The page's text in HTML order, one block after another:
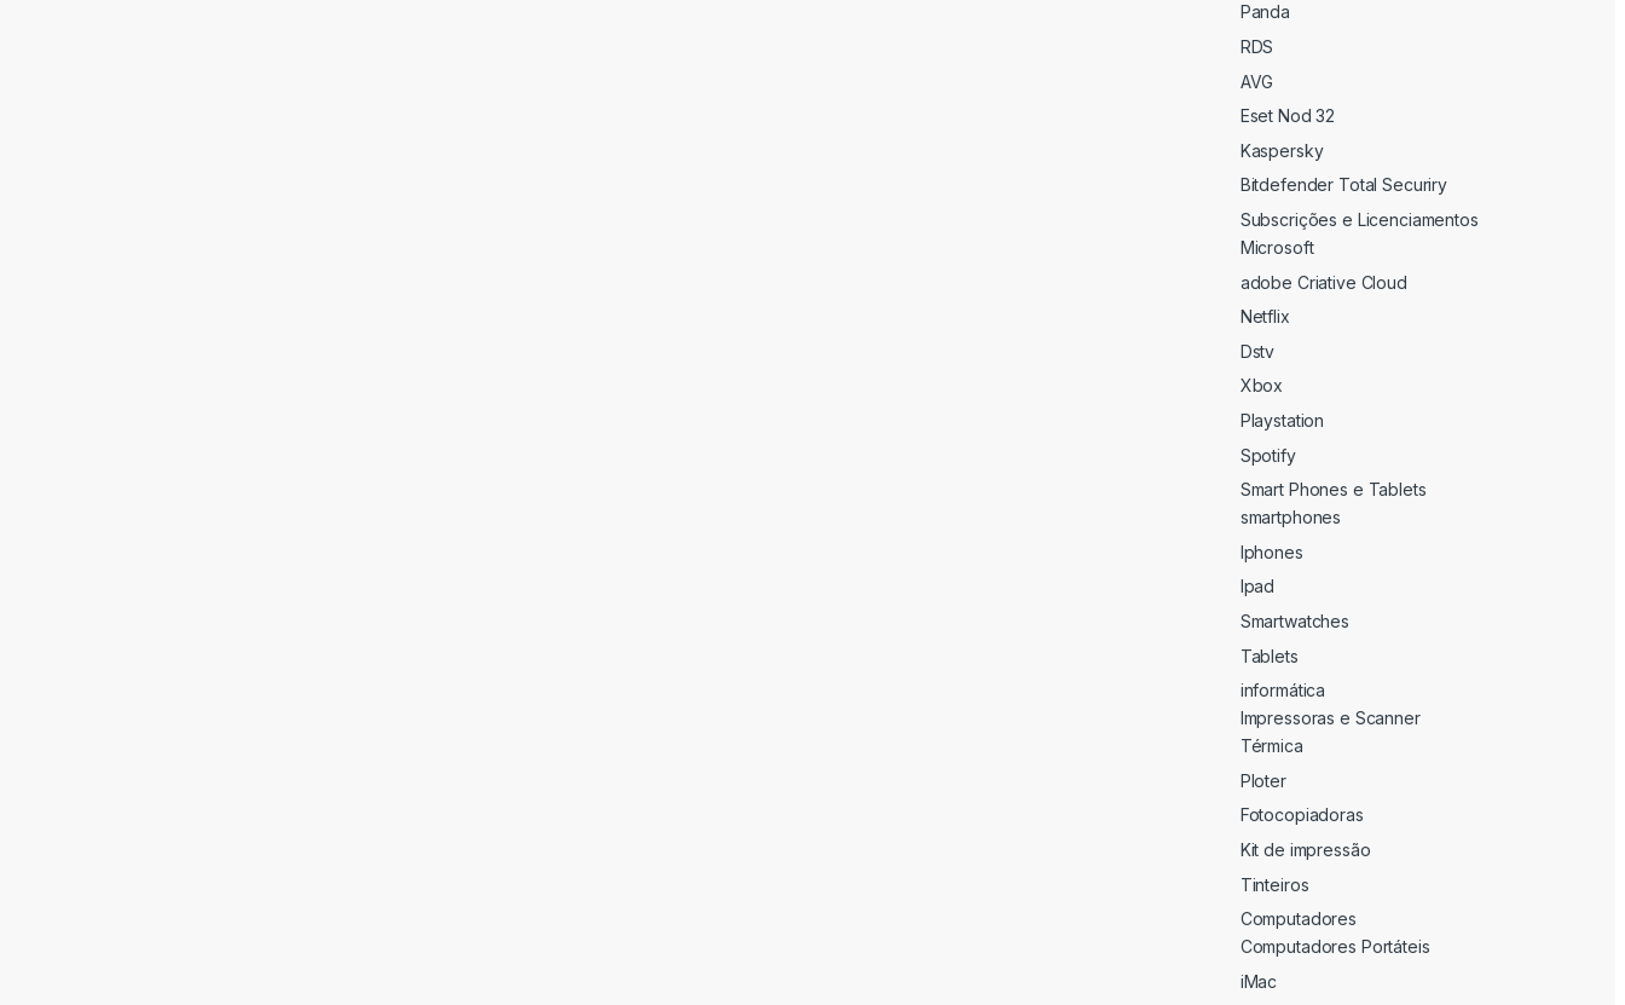
Panda
RDS
AVG
Eset Nod 32
Kaspersky
Bitdefender Total Securiry
Subscrições e Licenciamentos
Microsoft
adobe Criative Cloud
Netflix
Dstv
Xbox
Playstation
Spotify
Smart Phones e Tablets
smartphones
Iphones
Ipad
Smartwatches
Tablets
informática
Impressoras e Scanner
Térmica
Ploter
Fotocopiadoras
Kit de impressão
Tinteiros
Computadores
Computadores Portáteis
iMac